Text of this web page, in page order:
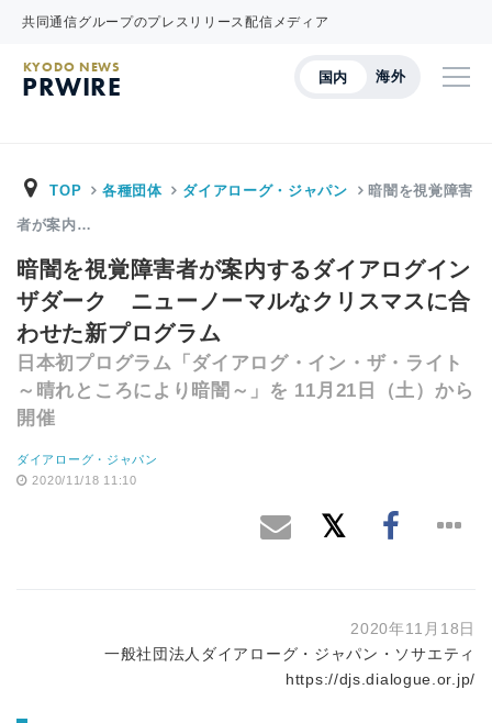
共同通信グループのプレスリリース配信メディア
国内 海外
KYODO NEWS
PRWIRE
TOP 各種団体 ダイアローグ・ジャパン 暗闇を視覚障害
者が案内…
暗闇を視覚障害者が案内するダイアログイン
ザダーク ニューノーマルなクリスマスに合
わせた新プログラム
日本初プログラム「ダイアログ・イン・ザ・ライト
～晴れところにより暗闇～」を 11月21日（土）から
開催
ダイアローグ・ジャパン
2020/11/18 11:10
2020年11月18日
一般社団法人ダイアローグ・ジャパン・ソサエティ
https://djs.dialogue.or.jp/